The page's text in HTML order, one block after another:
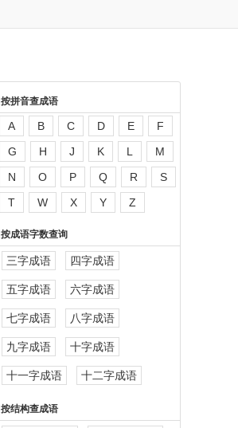
按拼音查成语
A B C D E
F
G
H J K L
M
N
O P Q R
S
T
W X Y Z
按成语字数查询
三字成语 四字成语
五字成语 六字成语
七字成语 八字成语
九字成语 十字成语
十一字成语 十二字成语
按结构查成语